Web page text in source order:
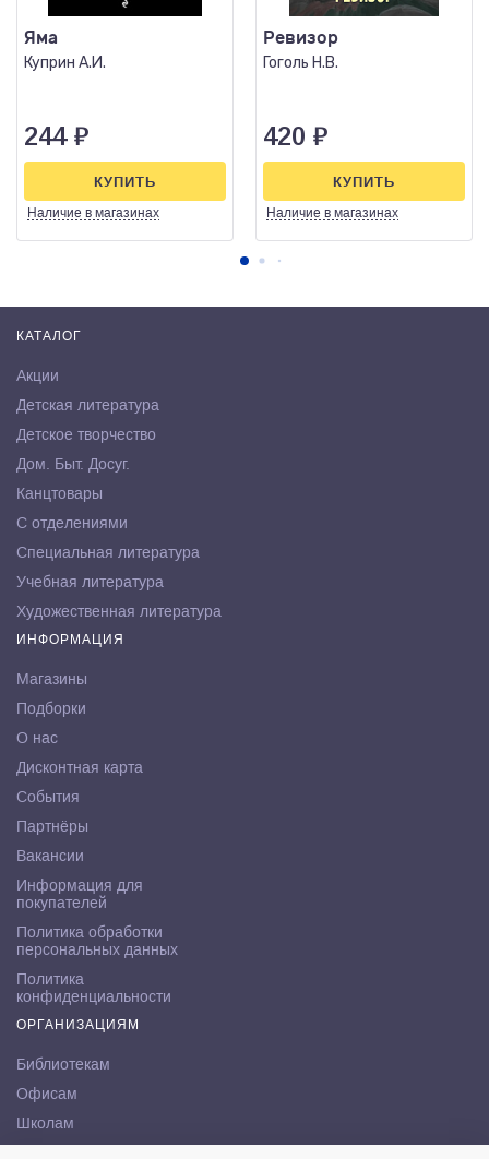
Яма
Куприн А.И.
244 ₽
Наличие в магазинах
КУПИТЬ
Ревизор
Гоголь Н.В.
420 ₽
Наличие в магазинах
КУПИТЬ
КАТАЛОГ
Акции
Детская литература
Детское творчество
Дом. Быт. Досуг.
Канцтовары
С отделениями
Специальная литература
Учебная литература
Художественная литература
ИНФОРМАЦИЯ
Магазины
Подборки
О нас
Дисконтная карта
События
Партнёры
Вакансии
Информация для
покупателей
Политика обработки
персональных данных
Политика
конфиденциальности
ОРГАНИЗАЦИЯМ
Библиотекам
Офисам
Школам